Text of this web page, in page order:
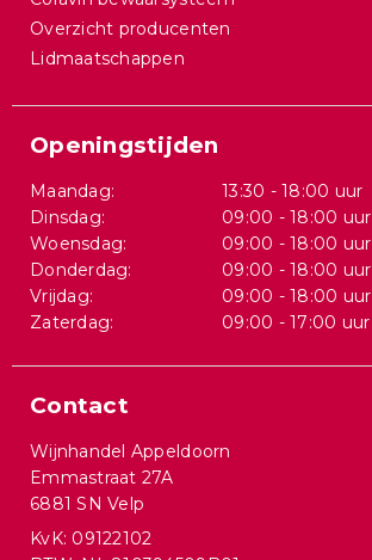
Overzicht producenten
Lidmaatschappen
Openingstijden
Maandag:
13:30 - 18:00 uur
Dinsdag:
09:00 - 18:00 uur
Woensdag:
09:00 - 18:00 uur
Donderdag:
09:00 - 18:00 uur
Vrijdag:
09:00 - 18:00 uur
Zaterdag:
09:00 - 17:00 uur
Contact
Wijnhandel Appeldoorn
Emmastraat 27A
6881 SN Velp
KvK: 09122102